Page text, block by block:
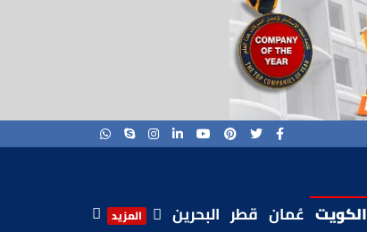
الكويت عُمان قطر البحرين المزيد